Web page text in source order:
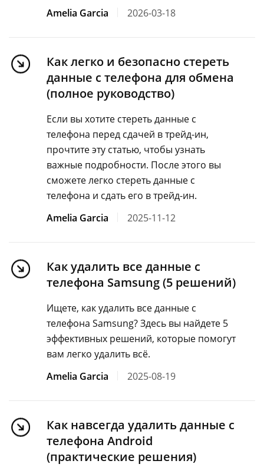
Amelia Garcia 2026-03-18
Как легко и безопасно стереть
данные с телефона для обмена
(полное руководство)
Если вы хотите стереть данные с
телефона перед сдачей в трейд-ин,
прочтите эту статью, чтобы узнать
важные подробности. После этого вы
сможете легко стереть данные с
телефона и сдать его в трейд-ин.
Amelia Garcia
2025-11-12
Как удалить все данные с
телефона Samsung (5 решений)
Ищете, как удалить все данные с
телефона Samsung? Здесь вы найдете 5
эффективных решений, которые помогут
вам легко удалить всё.
Amelia Garcia
2025-08-19
Как навсегда удалить данные с
телефона Android
(практические решения)